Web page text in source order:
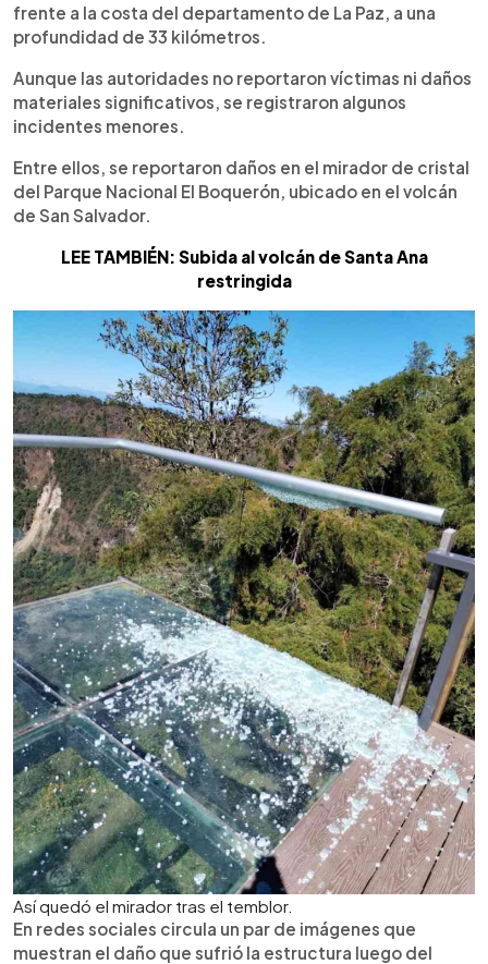
frente a la costa del departamento de La Paz, a una
profundidad de 33 kilómetros.
Aunque las autoridades no reportaron víctimas ni daños
materiales significativos, se registraron algunos
incidentes menores.
Entre ellos, se reportaron daños en el mirador de cristal
del Parque Nacional El Boquerón, ubicado en el volcán
de San Salvador.
LEE TAMBIÉN: Subida al volcán de Santa Ana
restringida
Así quedó el mirador tras el temblor.
En redes sociales circula un par de imágenes que
muestran el daño que sufrió la estructura luego del